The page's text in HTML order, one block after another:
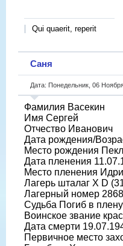
Qui quaerit, reperit
Саня
Дата: Понедельник, 06
Фамилия Васекин
Имя Сергей
Отчество Иванович
Дата рождения/
Место рождения
Дата пленения
Место пленения
Лагерь шталаг X D
Лагерный номер 2868
Судьба Погиб в плену
Воинское звание
Дата смерти
Первичное место